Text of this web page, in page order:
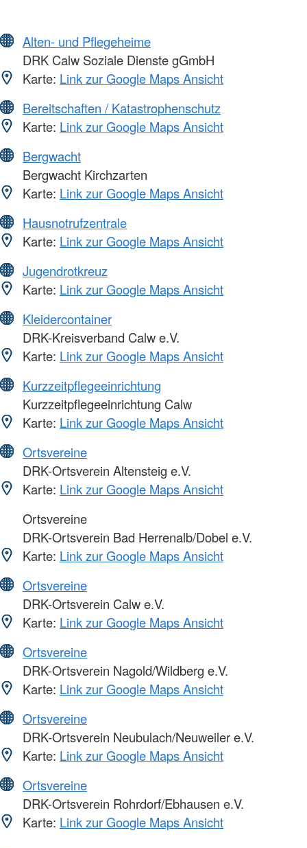
Alten- und Pflegeheime
DRK Calw Soziale Dienste gGmbH
Karte: Link zur Google Maps Ansicht
Bereitschaften / Katastrophenschutz
Karte: Link zur Google Maps Ansicht
Bergwacht
Bergwacht Kirchzarten
Karte: Link zur Google Maps Ansicht
Hausnotrufzentrale
Karte: Link zur Google Maps Ansicht
Jugendrotkreuz
Karte: Link zur Google Maps Ansicht
Kleidercontainer
DRK-Kreisverband Calw e.V.
Karte: Link zur Google Maps Ansicht
Kurzzeitpflegeeinrichtung
Kurzzeitpflegeeinrichtung Calw
Karte: Link zur Google Maps Ansicht
Ortsvereine
DRK-Ortsverein Altensteig e.V.
Karte: Link zur Google Maps Ansicht
Ortsvereine
DRK-Ortsverein Bad Herrenalb/Dobel e.V.
Karte: Link zur Google Maps Ansicht
Ortsvereine
DRK-Ortsverein Calw e.V.
Karte: Link zur Google Maps Ansicht
Ortsvereine
DRK-Ortsverein Nagold/Wildberg e.V.
Karte: Link zur Google Maps Ansicht
Ortsvereine
DRK-Ortsverein Neubulach/Neuweiler e.V.
Karte: Link zur Google Maps Ansicht
Ortsvereine
DRK-Ortsverein Rohrdorf/Ebhausen e.V.
Karte: Link zur Google Maps Ansicht